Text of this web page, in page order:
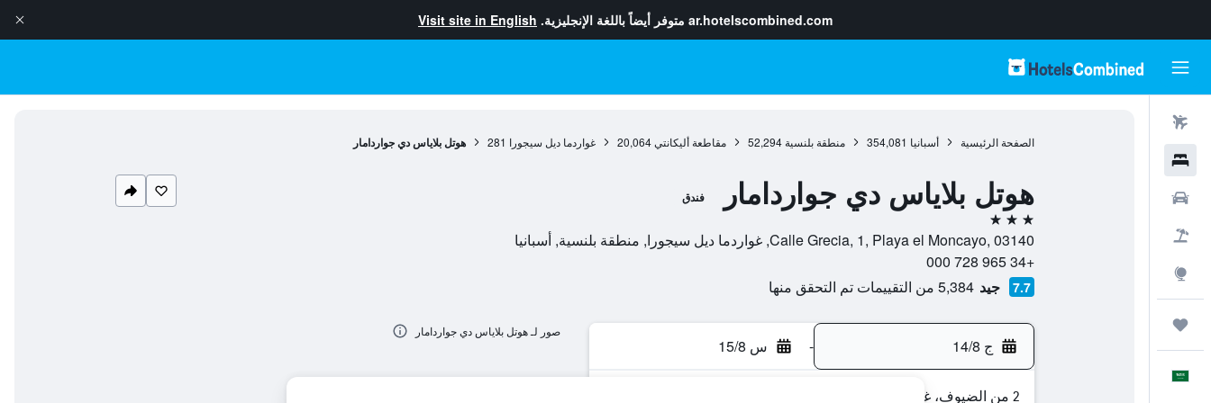
ar.hotelscombined.com متوفر أيضاً باللغة الإنجليزية. Visit site in English
الصفحة الرئيسية أسبانيا 354,081 منطقة بلنسية 52,294 مقاطعة أليكانتي 20,064 غواردما ديل سيجورا 281 هوتل بلاياس دي جواردامار
هوتل بلاياس دي جواردامار فندق
3 نجوم
Calle Grecia, 1, Playa el Moncayo, 03140, غواردما ديل سيجورا, منطقة بلنسية, أسبانيا
+34 965 728 000
7.7 جيد 5,384 من التقييمات تم التحقق منها
ج 14/8 - س 15/8
2 من الضيوف، غرفة واحدة
صور لـ هوتل بلاياس دي جواردامار